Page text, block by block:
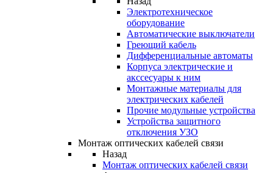
Электротехническое
оборудование
Автоматические выключатели
Греющий кабель
Дифференциальные автоматы
Корпуса электрические и
акссесуары к ним
Монтажные материалы для
электрических кабелей
Прочие модульные устройства
Устройства защитного
отключения УЗО
Монтаж оптических кабелей связи
Назад
Монтаж оптических кабелей связи